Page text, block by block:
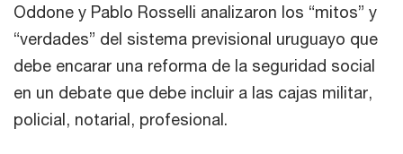
Oddone y Pablo Rosselli analizaron los “mitos” y
“verdades” del sistema previsional uruguayo que
debe encarar una reforma de la seguridad social
en un debate que debe incluir a las cajas militar,
policial, notarial, profesional.